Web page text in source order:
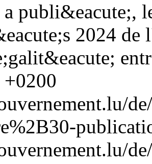
publi&eacute;,
2024 de